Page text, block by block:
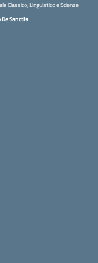
Classico, Linguistico e Scienze
De Sanctis